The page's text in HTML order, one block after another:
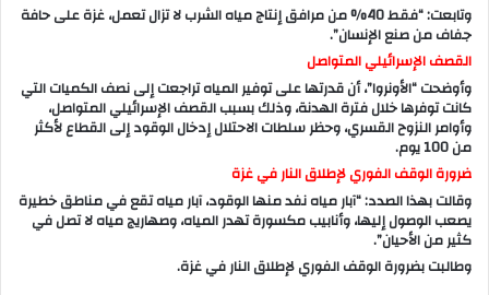
وتابعت: “فقط 40% من مرافق إنتاج مياه الشرب لا تزال تعمل، غزة على حافة
جفاف من صنع الإنسان”.
القصف الإسرائيلي المتواصل
وأوضحت “الأونروا”، أن قدرتها على توفير المياه تراجعت إلى نصف الكميات التي
كانت توفرها خلال فترة الهدنة، وذلك بسبب القصف الإسرائيلي المتواصل،
وأوامر النزوح القسري، وحظر سلطات الاحتلال إدخال الوقود إلى القطاع لأكثر
من 100 يوم.
ضرورة الوقف الفوري لإطلاق النار في غزة
وقالت بهذا الصدد: “آبار مياه نفد منها الوقود، آبار مياه تقع في مناطق خطيرة
يصعب الوصول إليها، وأنابيب مكسورة تهدر المياه، وصهاريج مياه لا تصل في
كثير من الأحيان”.
وطالبت بضرورة الوقف الفوري لإطلاق النار في غزة.